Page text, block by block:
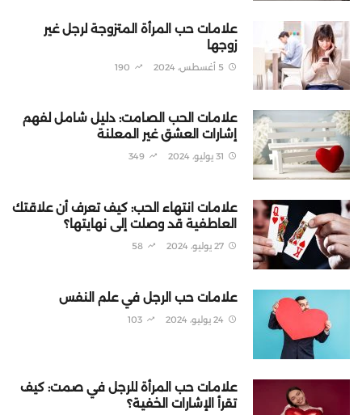
علامات حب المرأة المتزوجة لرجل غير
زوجها
5 أغسطس، 2024 190
علامات الحب الصامت: دليل شامل لفهم
إشارات العشق غير المعلنة
31 يوليو، 2024 349
علامات انتهاء الحب: كيف تعرف أن علاقتك
العاطفية قد وصلت إلى نهايتها؟
27 يوليو، 2024 58
علامات حب الرجل في علم النفس
24 يوليو، 2024 103
علامات حب المرأة للرجل في صمت: كيف
تقرأ الإشارات الخفية؟